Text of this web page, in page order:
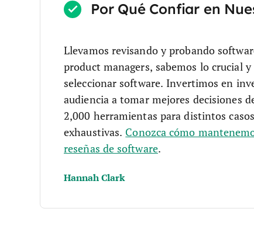
Por Qué Confiar en
Llevamos revisando y probando
product managers, sabemos lo crucial
seleccionar software. Invertimos en
audiencia a tomar mejores decisiones
2,000 herramientas para distintos
exhaustivas. Conozca cómo
reseñas de software.
Hannah Clark